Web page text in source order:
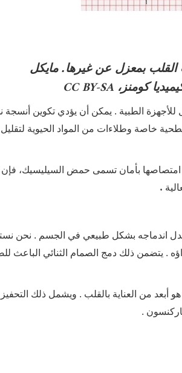
بمعزل عن غيرها. مايكل
​​كومنز، CC BY-SA
الطبية . يمكن أن يؤدي تكوين أنسجة
خاصة وطلاءات من المواد الحيوية لتقليل
بأمان تسمى حمض السيليسيك، فإن
.
اندماجه بشكل طبيعي في الجسم . نحن
. يتضمن ذلك دمج الصمام الثنائي الباعث
أبعد من العناية بالقلب . ويشمل ذلك
.